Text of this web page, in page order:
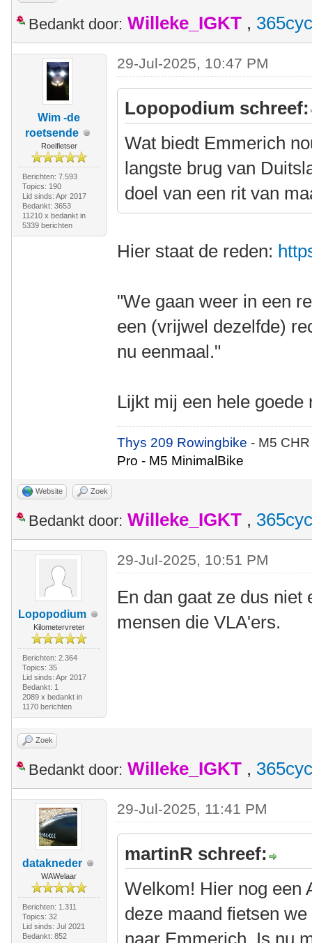
Bedankt door: Willeke_IGKT ,
Wim -de
roetsende
Roeifietser
Berichten: 7.593
Topics: 190
Lid sinds: Apr 2017
Bedankt: 3653
11210 x bedankt in
5339 berichten
29-Jul-2025, 10:47 PM
Lopopodium schreef:
Wat biedt Emmerich
langste brug van
doel van een rit van
Hier staat de reden:
"We gaan weer in een
een (vrijwel dezelfde)
nu eenmaal."
Lijkt mij een hele
Thys 209 Rowingbike- M5
Pro - M5 MinimalBike
Website Zoek
Bedankt door: Willeke_IGKT ,
Lopopodium
Kilometervreter
Berichten: 2.364
Topics: 35
Lid sinds: Apr 2017
Bedankt: 1
2089 x bedankt in
1170 berichten
29-Jul-2025, 10:51 PM
En dan gaat ze dus niet
mensen die VLA'ers.
Zoek
Bedankt door: Willeke_IGKT ,
datakneder
WAWelaar
Berichten: 1.311
Topics: 32
Lid sinds: Jul 2021
Bedankt: 852
29-Jul-2025, 11:41 PM
martinR schreef:
Welkom! Hier nog een
deze maand fietsen